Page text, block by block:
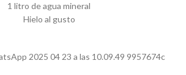
1 litro de agua mineral
Hielo al gusto